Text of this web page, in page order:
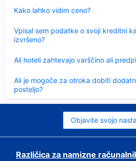
Kako lahko vidim ceno?
Vpisal sem podatke o svoji kreditni
izvršeno?
Ali hoteli zahtevajo varščino ali
Ali je mogoče za otroka dobiti
posteljo?
Objavite svojo
Različica za namizne